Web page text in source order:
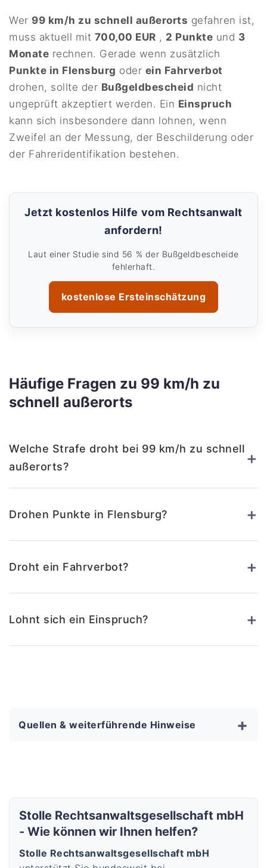
Wer 99 km/h zu schnell außerorts gefahren ist,
muss aktuell mit 700,00 EUR , 2 Punkte und 3
Monate rechnen. Gerade wenn zusätzlich
Punkte in Flensburg oder ein Fahrverbot
drohen, sollte der Bußgeldbescheid nicht
ungeprüft akzeptiert werden. Ein Einspruch
kann sich insbesondere dann lohnen, wenn
Zweifel an der Messung, der Beschilderung oder
der Fahreridentifikation bestehen.
Jetzt kostenlos Hilfe vom Rechtsanwalt
anfordern!
Laut einer Studie sind 56 % der Bußgeldbescheide
fehlerhaft.
kostenlose Ersteinschätzung
Häufige Fragen zu 99 km/h zu
schnell außerorts
Welche Strafe droht bei 99 km/h zu schnell
außerorts?
+
Drohen Punkte in Flensburg? +
Droht ein Fahrverbot? +
Lohnt sich ein Einspruch? +
Quellen & weiterführende Hinweise +
Stolle Rechtsanwaltsgesellschaft mbH
- Wie können wir Ihnen helfen?
Stolle Rechtsanwaltsgesellschaft mbH